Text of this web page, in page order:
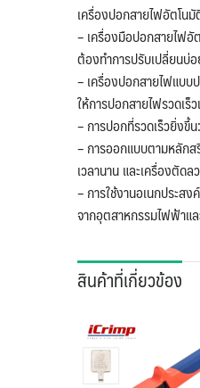
เครื่องปอกสายไฟอัตโ
– เครื่องมือปอกสายไฟอั
ต้องทำการปรับเปลี่ยนบ่
– เครื่องปอกสายไฟแบบ
ให้การปอกสายไฟรวดเร็
– การปอกที่รวดเร็วยิ่งขึ้
– การออกแบบตามหลัก
เวลานาน และเครื่องตัด
– การใช้งานอเนกประส
จากอุตสาหกรรมไฟฟ้าแ
สินค้าที่เกี่ยวข้อง